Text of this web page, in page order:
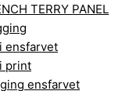
TERRY PANEL
ensfarvet
print
ensfarvet